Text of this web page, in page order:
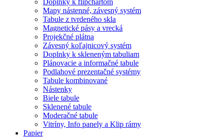
Doplnky k flipchartom
Mapy nástenné, závesný systém
Tabule z tvrdeného skla
Magnetické pásy a vrecká
Projekčné plátna
Závesný koľajnicový systém
Doplnky k skleneným tabuliam
Plánovacie a informačné tabule
Podlahové prezentačné systémy
Tabule kombinované
Nástenky
Biele tabule
Sklenené tabule
Moderačné tabule
Vitríny, Info panely a Klip rámy
Papier